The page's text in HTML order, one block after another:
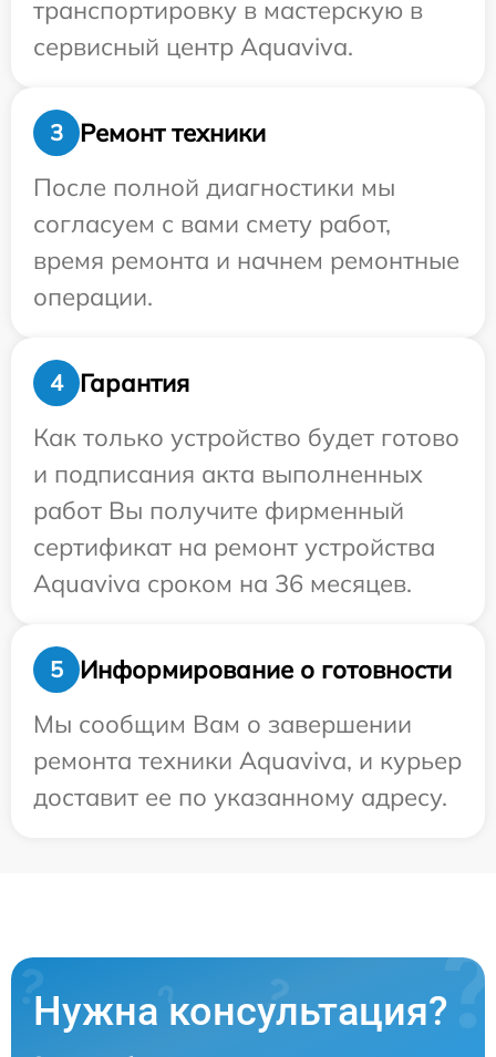
транспортировку в мастерскую в
сервисный центр Aquaviva.
3
Ремонт техники
После полной диагностики мы
согласуем с вами смету работ,
время ремонта и начнем ремонтные
операции.
4
Гарантия
Как только устройство будет готово
и подписания акта выполненных
работ Вы получите фирменный
сертификат на ремонт устройства
Aquaviva сроком на 36 месяцев.
5
Информирование о готовности
Мы сообщим Вам о завершении
ремонта техники Aquaviva, и курьер
доставит ее по указанному адресу.
Нужна консультация?